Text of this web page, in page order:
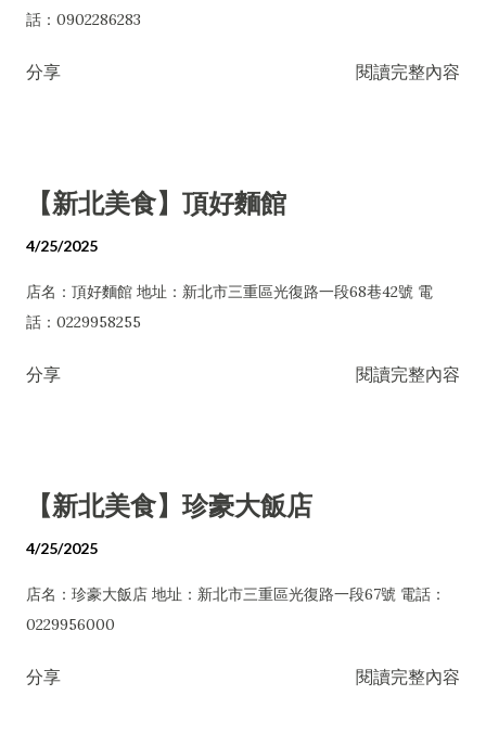
話：0902286283
分享 閱讀完整內容
【新北美食】頂好麵館
4/25/2025
店名：頂好麵館 地址：新北市三重區光復路一段68巷42號 電
話：0229958255
分享 閱讀完整內容
【新北美食】珍豪大飯店
4/25/2025
店名：珍豪大飯店 地址：新北市三重區光復路一段67號 電話：
0229956000
分享 閱讀完整內容